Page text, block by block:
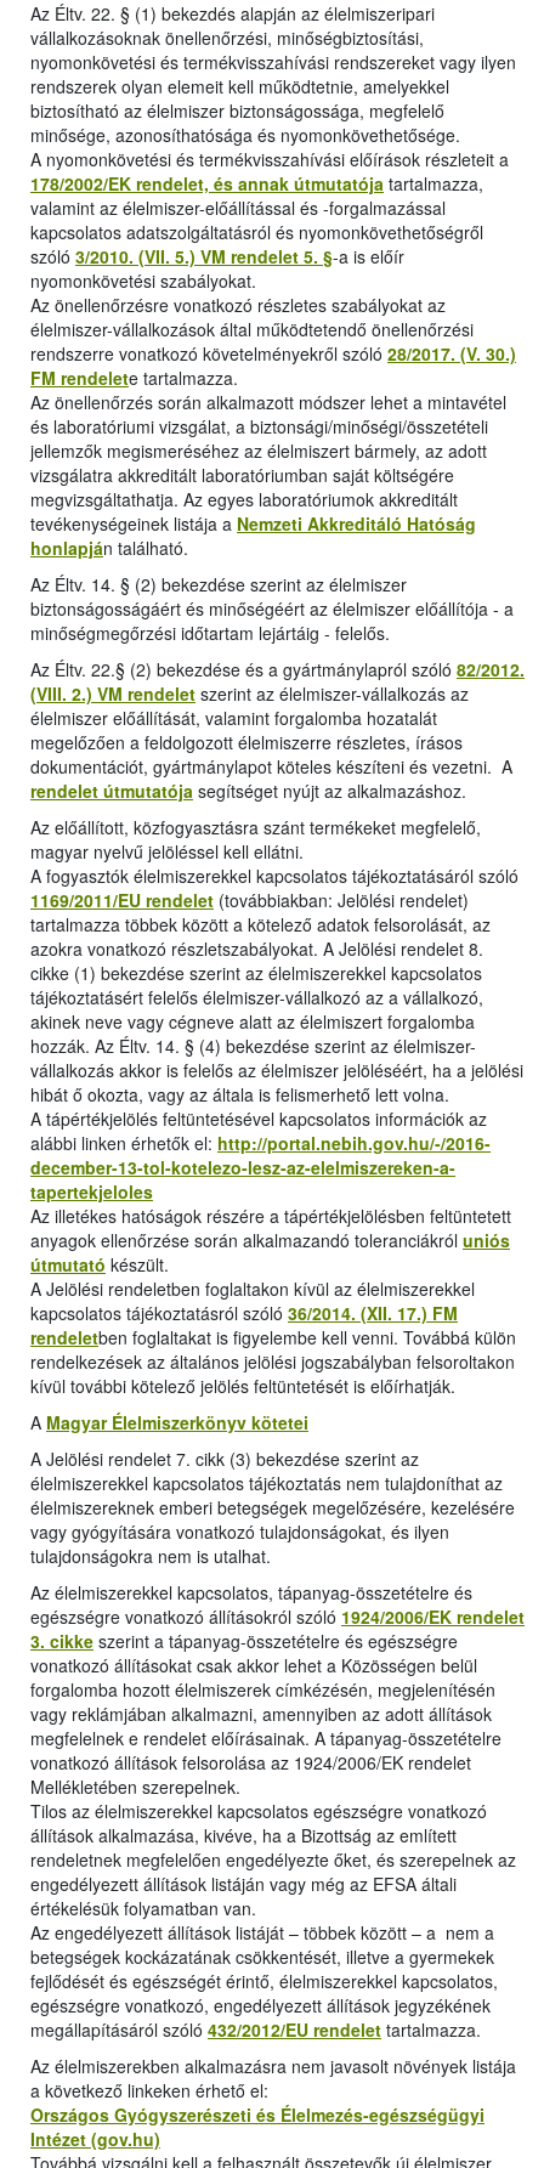
Az Éltv. 22. § (1) bekezdés alapján az élelmiszeripari
vállalkozásoknak önellenőrzési, minőségbiztosítási,
nyomonkövetési és termékvisszahívási rendszereket vagy ilyen
rendszerek olyan elemeit kell működtetnie, amelyekkel
biztosítható az élelmiszer biztonságossága, megfelelő
minősége, azonosíthatósága és nyomonkövethetősége.
A nyomonkövetési és termékvisszahívási előírások részleteit a
178/2002/EK rendelet, és annak útmutatója tartalmazza,
valamint az élelmiszer-előállítással és -forgalmazással
kapcsolatos adatszolgáltatásról és nyomonkövethetőségről
szóló 3/2010. (VII. 5.) VM rendelet 5. §-a is előír
nyomonkövetési szabályokat.
Az önellenőrzésre vonatkozó részletes szabályokat az
élelmiszer-vállalkozások által működtetendő önellenőrzési
rendszerre vonatkozó követelményekről szóló 28/2017. (V. 30.)
FM rendelete tartalmazza.
Az önellenőrzés során alkalmazott módszer lehet a mintavétel
és laboratóriumi vizsgálat, a biztonsági/minőségi/összetételi
jellemzők megismeréséhez az élelmiszert bármely, az adott
vizsgálatra akkreditált laboratóriumban saját költségére
megvizsgáltathatja. Az egyes laboratóriumok akkreditált
tevékenységeinek listája a Nemzeti Akkreditáló Hatóság
honlapján található.
Az Éltv. 14. § (2) bekezdése szerint az élelmiszer
biztonságosságáért és minőségéért az élelmiszer előállítója - a
minőségmegőrzési időtartam lejártáig - felelős.
Az Éltv. 22.§ (2) bekezdése és a gyártmánylapról szóló 82/2012.
(VIII. 2.) VM rendelet szerint az élelmiszer-vállalkozás az
élelmiszer előállítását, valamint forgalomba hozatalát
megelőzően a feldolgozott élelmiszerre részletes, írásos
dokumentációt, gyártmánylapot köteles készíteni és vezetni. A
rendelet útmutatója segítséget nyújt az alkalmazáshoz.
Az előállított, közfogyasztásra szánt termékeket megfelelő,
magyar nyelvű jelöléssel kell ellátni.
A fogyasztók élelmiszerekkel kapcsolatos tájékoztatásáról szóló
1169/2011/EU rendelet (továbbiakban: Jelölési rendelet)
tartalmazza többek között a kötelező adatok felsorolását, az
azokra vonatkozó részletszabályokat. A Jelölési rendelet 8.
cikke (1) bekezdése szerint az élelmiszerekkel kapcsolatos
tájékoztatásért felelős élelmiszer-vállalkozó az a vállalkozó,
akinek neve vagy cégneve alatt az élelmiszert forgalomba
hozzák. Az Éltv. 14. § (4) bekezdése szerint az élelmiszer-
vállalkozás akkor is felelős az élelmiszer jelöléséért, ha a jelölési
hibát ő okozta, vagy az általa is felismerhető lett volna.
A tápértékjelölés feltüntetésével kapcsolatos információk az
alábbi linken érhetők el: http://portal.nebih.gov.hu/-/2016-
december-13-tol-kotelezo-lesz-az-elelmiszereken-a-
tapertekjeloles
Az illetékes hatóságok részére a tápértékjelölésben feltüntetett
anyagok ellenőrzése során alkalmazandó toleranciákról uniós
útmutató készült.
A Jelölési rendeletben foglaltakon kívül az élelmiszerekkel
kapcsolatos tájékoztatásról szóló 36/2014. (XII. 17.) FM
rendeletben foglaltakat is figyelembe kell venni. Továbbá külön
rendelkezések az általános jelölési jogszabályban felsoroltakon
kívül további kötelező jelölés feltüntetését is előírhatják.
A Magyar Élelmiszerkönyv kötetei
A Jelölési rendelet 7. cikk (3) bekezdése szerint az
élelmiszerekkel kapcsolatos tájékoztatás nem tulajdoníthat az
élelmiszereknek emberi betegségek megelőzésére, kezelésére
vagy gyógyítására vonatkozó tulajdonságokat, és ilyen
tulajdonságokra nem is utalhat.
Az élelmiszerekkel kapcsolatos, tápanyag-összetételre és
egészségre vonatkozó állításokról szóló 1924/2006/EK rendelet
3. cikke szerint a tápanyag-összetételre és egészségre
vonatkozó állításokat csak akkor lehet a Közösségen belül
forgalomba hozott élelmiszerek címkézésén, megjelenítésén
vagy reklámjában alkalmazni, amennyiben az adott állítások
megfelelnek e rendelet előírásainak. A tápanyag-összetételre
vonatkozó állítások felsorolása az 1924/2006/EK rendelet
Mellékletében szerepelnek.
Tilos az élelmiszerekkel kapcsolatos egészségre vonatkozó
állítások alkalmazása, kivéve, ha a Bizottság az említett
rendeletnek megfelelően engedélyezte őket, és szerepelnek az
engedélyezett állítások listáján vagy még az EFSA általi
értékelésük folyamatban van.
Az engedélyezett állítások listáját – többek között – a nem a
betegségek kockázatának csökkentését, illetve a gyermekek
fejlődését és egészségét érintő, élelmiszerekkel kapcsolatos,
egészségre vonatkozó, engedélyezett állítások jegyzékének
megállapításáról szóló 432/2012/EU rendelet tartalmazza.
Az élelmiszerekben alkalmazásra nem javasolt növények listája
a következő linkeken érhető el:
Országos Gyógyszerészeti és Élelmezés-egészségügyi
Intézet (gov.hu)